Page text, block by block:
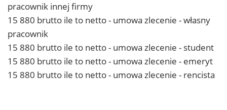
pracownik innej firmy
15 880 brutto ile to netto - umowa zlecenie - własny
pracownik
15 880 brutto ile to netto - umowa zlecenie - student
15 880 brutto ile to netto - umowa zlecenie - emeryt
15 880 brutto ile to netto - umowa zlecenie - rencista